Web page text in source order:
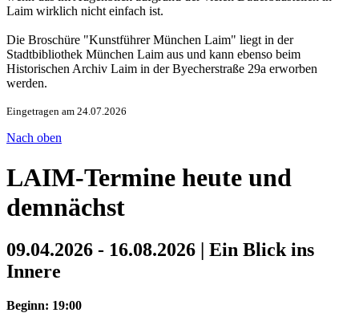
Laim wirklich nicht einfach ist.
Die Broschüre "Kunstführer München Laim" liegt in der
Stadtbibliothek München Laim aus und kann ebenso beim
Historischen Archiv Laim in der Byecherstraße 29a erworben
werden.
Eingetragen am 24.07.2026
Nach oben
LAIM-Termine heute und
demnächst
09.04.2026 - 16.08.2026 | Ein Blick ins
Innere
Beginn: 19:00